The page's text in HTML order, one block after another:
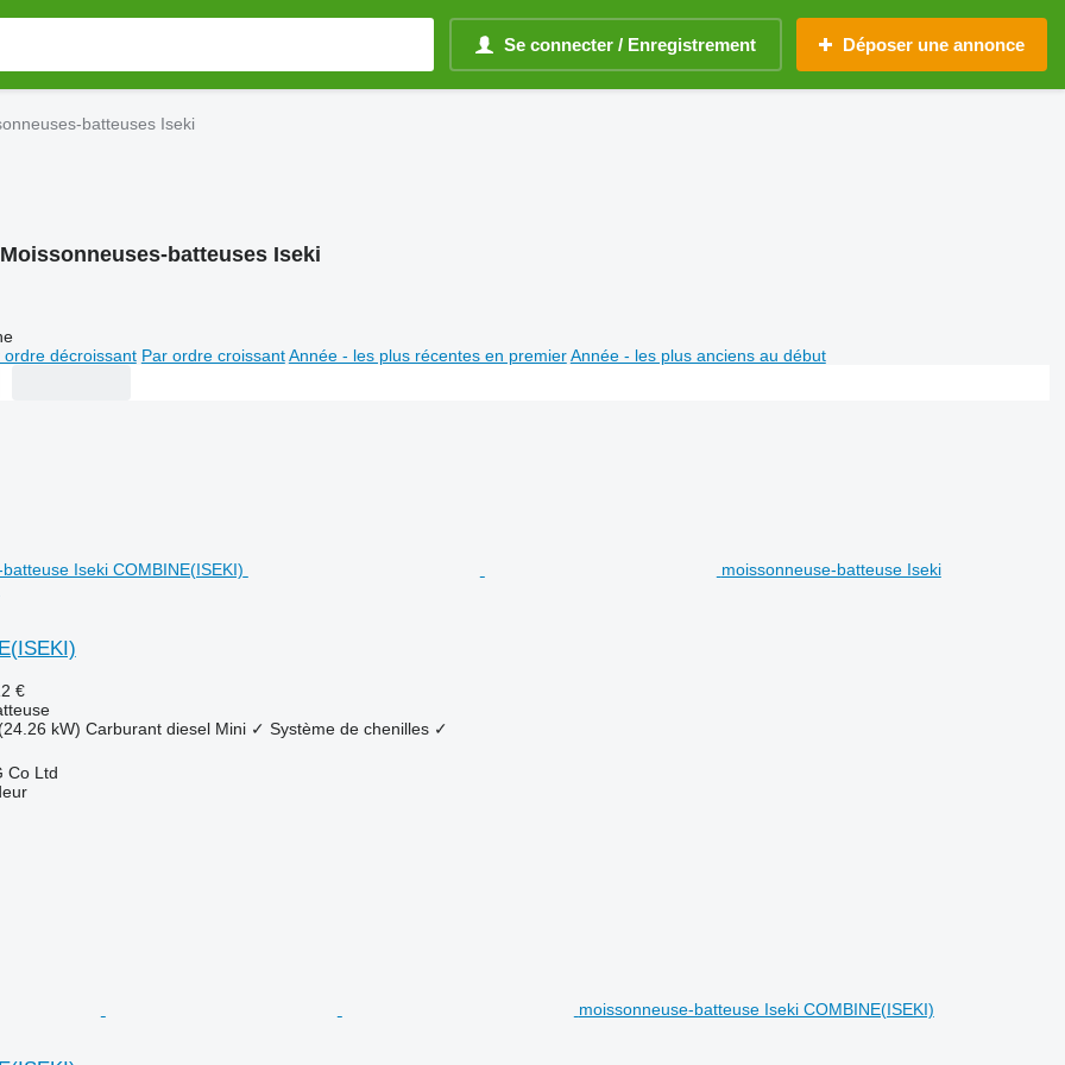
Se connecter / Enregistrement Déposer une annonce
batteuses Iseki
Moissonneuses-batteuses Iseki
ordre décroissant Par ordre croissant Année - les plus récentes en premier Année - les plus anciens au début
moissonneuse-batteuse Iseki
€
kW) Carburant diesel Mini ✓ Système de chenilles ✓
Co Ltd
moissonneuse-batteuse Iseki COMBINE(ISEKI)